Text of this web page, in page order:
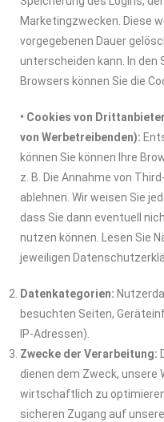
Marketingzwecken. Diese
vorgegebenen Dauer
unterscheiden kann. In
Browsers können Sie die
• Cookies von
von Werbetreibenden):
können Sie können Ihre
z. B. Die Annahme von
ablehnen. Wir weisen Sie
dass Sie dann eventuell
nutzen können. Lesen Sie
jeweiligen
Datenkategorien:
besuchten Seiten,
IP-Adressen).
Zwecke der Verarbeitung:
dienen dem Zweck, unsere
wirtschaftlich zu
sicheren Zugang auf